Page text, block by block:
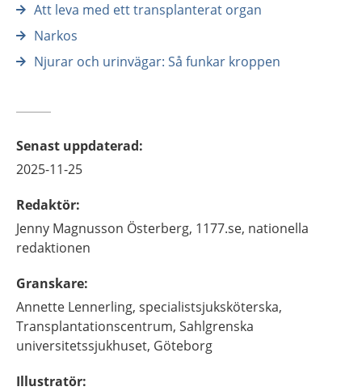
Att leva med ett transplanterat organ
Narkos
Njurar och urinvägar: Så funkar kroppen
Senast uppdaterad:
2025-11-25
Redaktör:
Jenny Magnusson Österberg, 1177.se, nationella
redaktionen
Granskare:
Annette Lennerling, specialistsjuksköterska,
Transplantationscentrum, Sahlgrenska
universitetssjukhuset, Göteborg
Illustratör: